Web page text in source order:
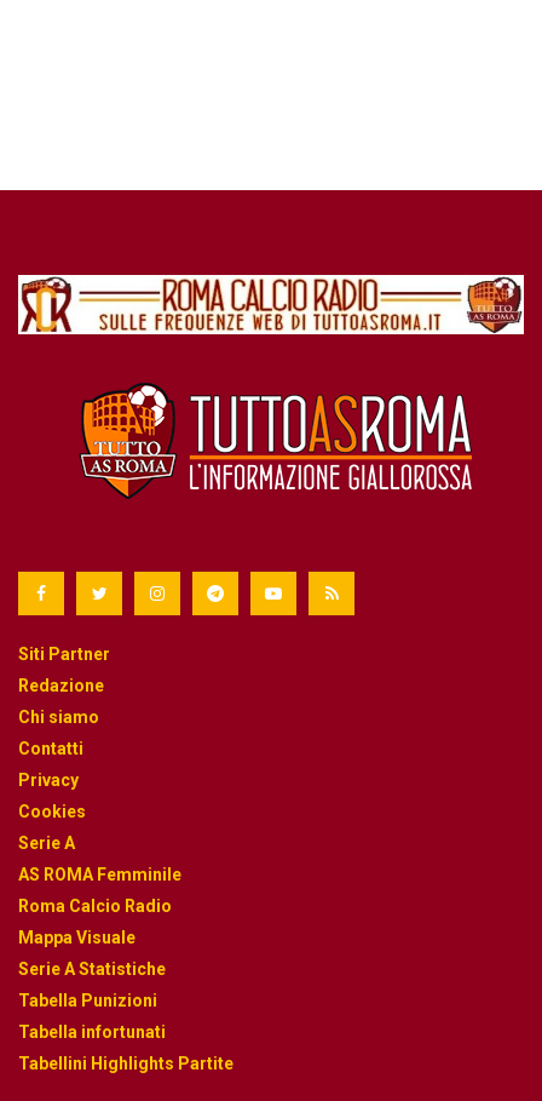
Siti Partner
Redazione
Chi siamo
Contatti
Privacy
Cookies
Serie A
AS ROMA Femminile
Roma Calcio Radio
Mappa Visuale
Serie A Statistiche
Tabella Punizioni
Tabella infortunati
Tabellini Highlights Partite